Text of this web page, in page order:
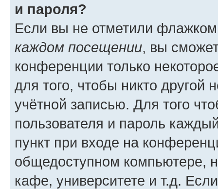
и пароля?
Если вы не отметили
каждом посещении, вы
конференции только
для того, чтобы никто другой
учётной записью. Для того
пользователя и пароль
пункт при входе на
общедоступном компьютере,
кафе, университете и т.д.